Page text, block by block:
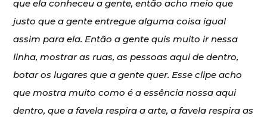
que ela conheceu a gente, então acho meio que
justo que a gente entregue alguma coisa igual
assim para ela. Então a gente quis muito ir nessa
linha, mostrar as ruas, as pessoas aqui de dentro,
botar os lugares que a gente quer. Esse clipe acho
que mostra muito como é a essência nossa aqui
dentro, que a favela respira a arte, a favela respira as